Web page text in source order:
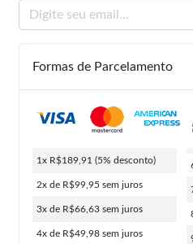
Formas de Parcelamento
1x R$189,91 (5% desconto)
2x de R$99,95 sem juros
3x de R$66,63 sem juros
4x de R$49,98 sem juros